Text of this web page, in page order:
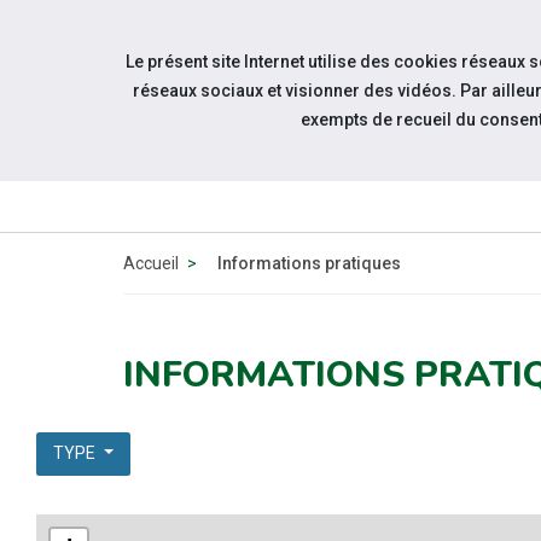
Aller au contenu
QUI
Accueil Informations pratiques
INFORMATIONS
TYPE
Le présent site Internet utilise des cookies réseaux
réseaux sociaux et visionner des vidéos. Par
exempts de recueil du